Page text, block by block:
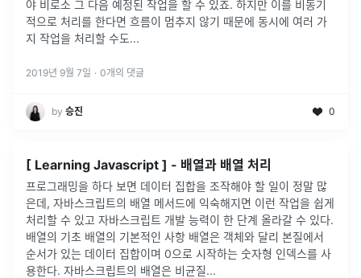
야 비로소 그 다음 예정된 작업을 할 수 있죠. 하지만 이를 비동기
적으로 처리를 한다면 흐름이 멈추지 않기 때문에 동시에 여러 가
지 작업을 처리할 수도...
2019년 9월 7일 · 0개의 댓글
by 승진 0
[ Learning Javascript ] - 배열과 배열 처리
프로그래밍을 하다 보면 데이터 집합을 조작해야 할 일이 정말 많
은데, 자바스크립트의 배열 메서드에 익숙해지면 이런 작업을 쉽게
처리할 수 있고 자바스크립트 개발 능력이 한 단계 올라갈 수 있다.
배열의 기초 배열의 기본적인 사항 배열은 객체와 달리 본질에서
순서가 있는 데이터 집합이며 0으로 시작하는 숫자형 인덱스를 사
용한다. 자바스크립트의 배열은 비균질...